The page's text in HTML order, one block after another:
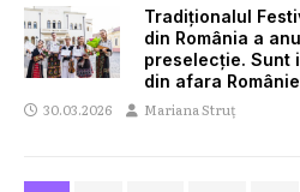
Tradiționalul
din România a
preselecție. Sunt
din afara
30.03.2026 Mariana Struț